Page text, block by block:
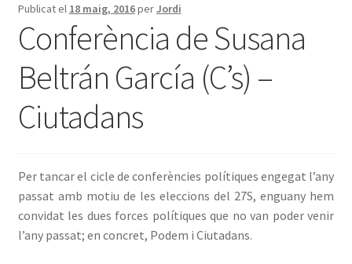
FES-TE SOCI
LLIBRE
INICIA SESSIÓ
Publicat el 18 maig, 2016perJordi
Conferència de Susana
Beltrán García (C’s) –
Ciutadans
Per tancar el cicle de conferències polítiques engegat l’any
passat amb motiu de les eleccions del 27S, enguany hem
convidat les dues forces polítiques que no van poder venir
l’any passat; en concret, Podem i Ciutadans.